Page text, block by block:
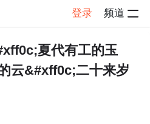
登录 频道
帖子详情
夏代有工的玉
云&#xff0c;二十来岁